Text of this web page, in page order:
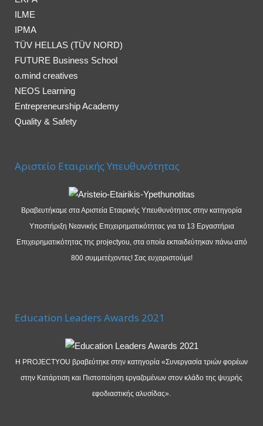
ILME
IPMA
TÜV HELLAS (TÜV NORD)
FUTURE Business School
o.mind creatives
NEOS Learning
Entrepreneurship Academy
Quality & Safety
Αριστείο Εταιρικής Υπευθυνότητας
Βραβευτήκαμε στα Αριστεία Εταιρικής Υπευθυνότητας στην κατηγορία
Υποστήριξη Νεανικής Επιχειρηματικότητας για τα 13 Εργαστήρια
Επιχειρηματικότητας της projectyou, στα οποία εκπαιδεύτηκαν πάνω από
800 συμμετέχοντες! Σας ευχαριστούμε!
Education Leaders Awards 2021
Η PROJECTYOU βραβεύτηκε στην κατηγορία «Συνεργασία τριών φορέων
στην Κατάρτιση και Πιστοποίηση εργαζομένων στον κλάδο της ψυχρής
εφοδιαστικής αλυσίδας».